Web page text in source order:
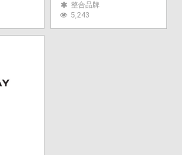
整合品牌
5,243